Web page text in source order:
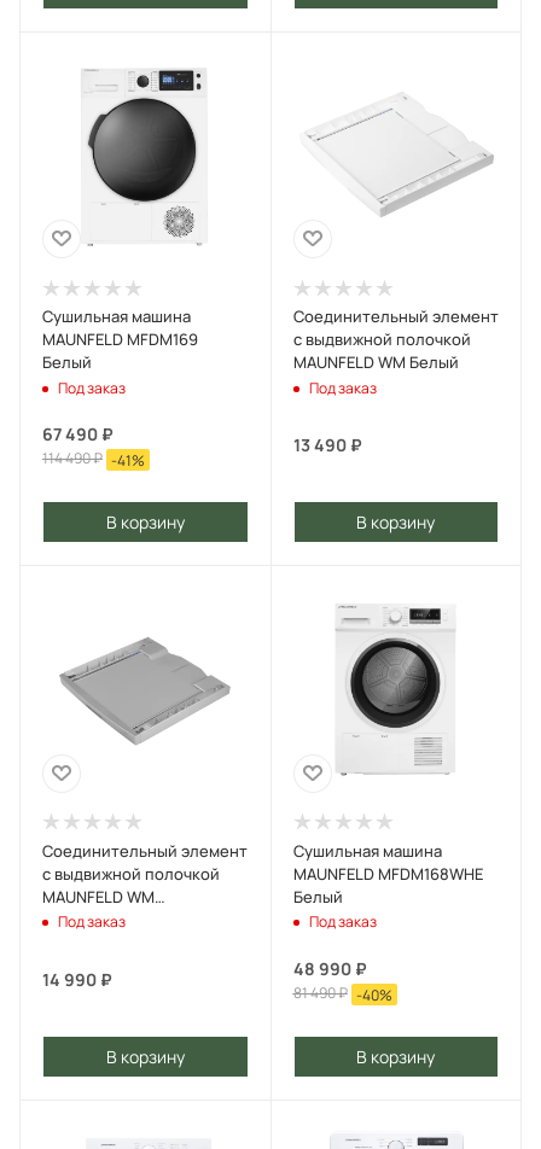
Сушильная машина
MAUNFELD MFDM169
Белый
Под заказ
67 490 ₽
114 490₽ -41%
В корзину
Соединительный элемент
с выдвижной полочкой
MAUNFELD WM Белый
Под заказ
13 490₽
В корзину
Соединительный элемент
с выдвижной полочкой
MAUNFELD WM
Серебристый
Под заказ
14 990 ₽
В корзину
Сушильная машина
MAUNFELD MFDM168WHE
Белый
Под заказ
48 990₽
81 490₽ -40%
В корзину